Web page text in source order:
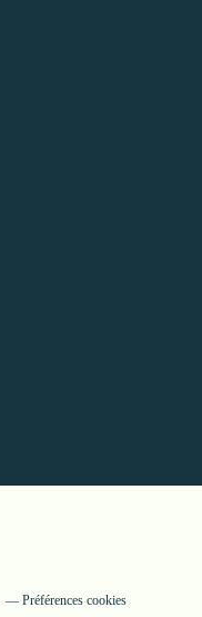
Préférences cookies